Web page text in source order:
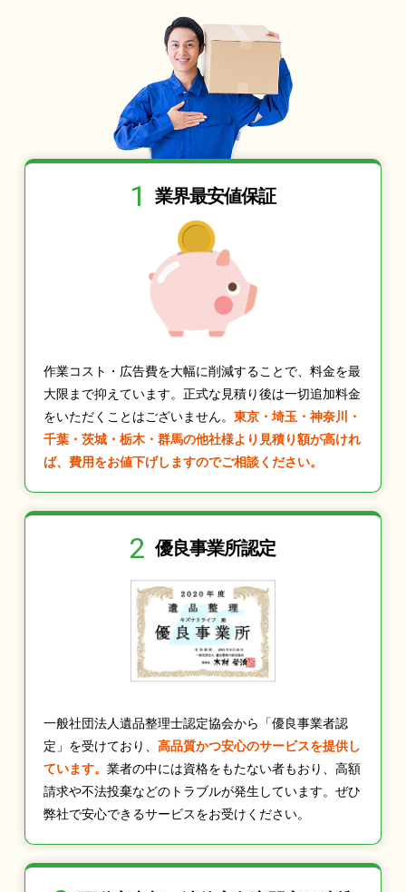
1 業界最安値保証
作業コスト・広告費を大幅に削減することで、料金を最
大限まで抑えています。正式な見積り後は一切追加料金
をいただくことはございません。 東京・埼玉・神奈川・
千葉・茨城・栃木・群馬の他社様より見積り額が高けれ
ば、費用をお値下げしますのでご相談ください。
2 優良事業所認定
一般社団法人遺品整理士認定協会から「優良事業者認
定」を受けており、 高品質かつ安心のサービスを提供し
ています。 業者の中には資格をもたない者もおり、高額
請求や不法投棄などのトラブルが発生しています。ぜひ
弊社で安心できるサービスをお受けください。